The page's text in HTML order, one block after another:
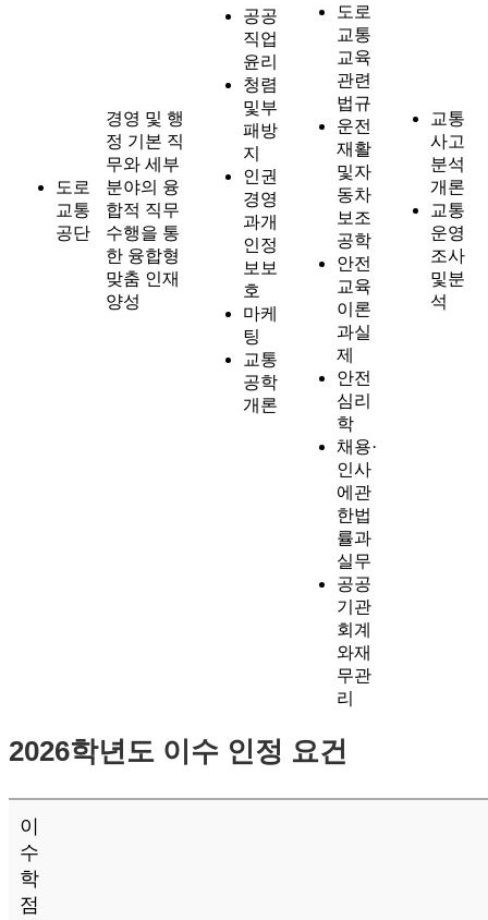
도로
교통
공단
경영 및 행
정 기본 직
무와 세부
분야의 융
합적 직무
수행을 통
한 융합형
맞춤 인재
양성
공공
직업
윤리
청렴
및부
패방
지
인권
경영
과개
인정
보보
호
마케
팅
교통
공학
개론
도로
교통
교육
관련
법규
운전
재활
및자
동차
보조
공학
안전
교육
이론
과실
제
안전
심리
학
채용·
인사
에관
한법
률과
실무
공공
기관
회계
와재
무관
리
교통
사고
분석
개론
교통
운영
조사
및분
석
2026학년도 이수 인정 요건
이
수
학
점